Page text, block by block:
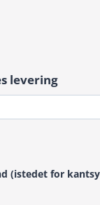
levering
(istedet for